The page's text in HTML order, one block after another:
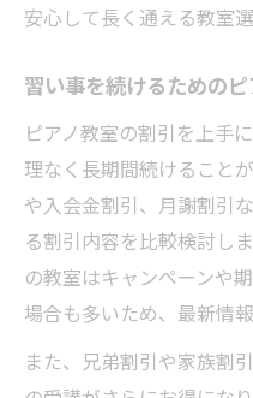
安心して長く通える教室
習い事を続けるための
ピアノ教室の割引を上手
理なく長期間続けること
や入会金割引、月謝割引
る割引内容を比較検討し
の教室はキャンペーンや
場合も多いため、最新情
また、兄弟割引や家族割